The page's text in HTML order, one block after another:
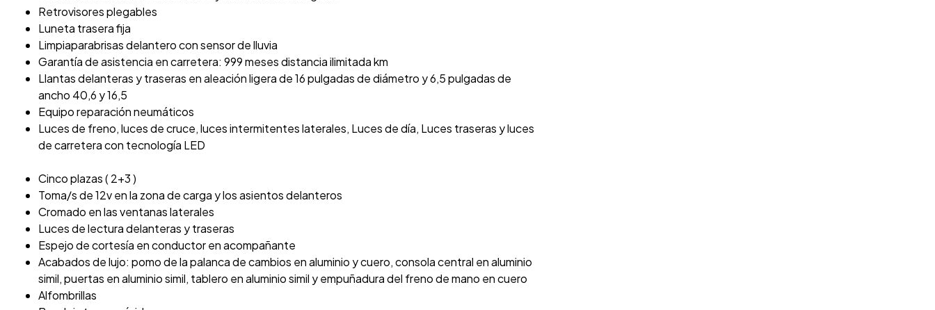
Retrovisores plegables
Luneta trasera fija
Limpiaparabrisas delantero con sensor de lluvia
Garantía de asistencia en carretera: 999 meses distancia ilimitada km
Llantas delanteras y traseras en aleación ligera de 16 pulgadas de diámetro y 6,5 pulgadas de
ancho 40,6 y 16,5
Equipo reparación neumáticos
Luces de freno, luces de cruce, luces intermitentes laterales, Luces de día, Luces traseras y luces
de carretera con tecnología LED
Cinco plazas ( 2+3 )
Toma/s de 12v en la zona de carga y los asientos delanteros
Cromado en las ventanas laterales
Luces de lectura delanteras y traseras
Espejo de cortesía en conductor en acompañante
Acabados de lujo: pomo de la palanca de cambios en aluminio y cuero, consola central en aluminio
simil, puertas en aluminio simil, tablero en aluminio simil y empuñadura del freno de mano en cuero
Alfombrillas